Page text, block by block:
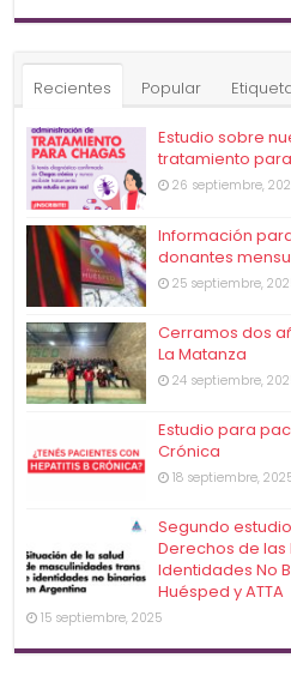
Recientes Popular
Estudio sobre
tratamiento
26 septiembre,
Información
donantes
25 septiembre,
Cerramos dos
La Matanza
24 septiembre,
Estudio para
Crónica
18 septiembre,
Segundo
Derechos de las
Identidades No
Huésped y ATTA
15 septiembre, 2025